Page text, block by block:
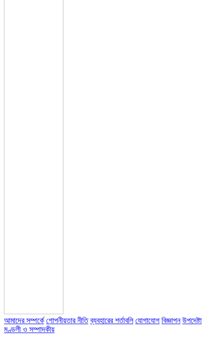
আমাদের সম্পর্কে গোপনীয়তার নীতি ব্যবহারের শর্তাবলি যোগাযোগ বিজ্ঞাপন উপদেষ্টা
মণ্ডলী ও সম্পাদকীয়